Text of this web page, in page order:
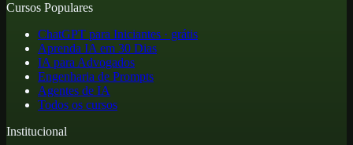
Cursos Populares
ChatGPT para Iniciantes · grátis
Aprenda IA em 30 Dias
IA para Advogados
Engenharia de Prompts
Agentes de IA
Todos os cursos
Institucional